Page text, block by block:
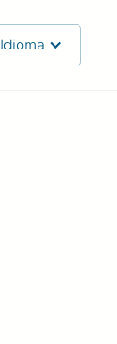
Idioma